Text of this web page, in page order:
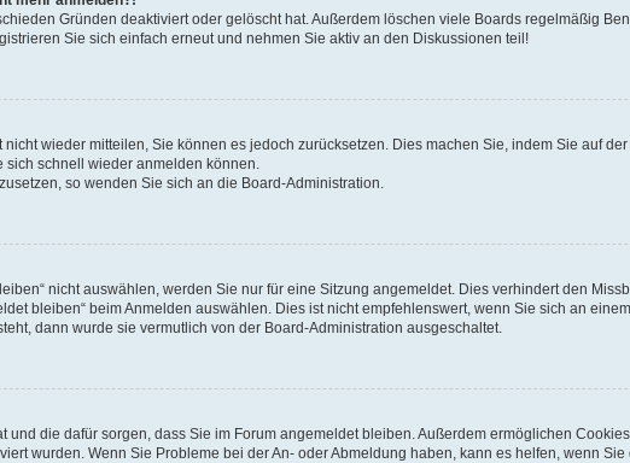
Gründen deaktiviert oder gelöscht hat. Außerdem löschen viele Boards regelmäßig
Sie sich einfach erneut und nehmen Sie aktiv an den Diskussionen teil!
wieder mitteilen, Sie können es jedoch zurücksetzen. Dies machen Sie, indem Sie auf
schnell wieder anmelden können.
so wenden Sie sich an die Board-Administration.
nicht auswählen, werden Sie nur für eine Sitzung angemeldet. Dies verhindert den
bleiben“ beim Anmelden auswählen. Dies ist nicht empfehlenswert, wenn Sie sich an
dann wurde sie vermutlich von der Board-Administration ausgeschaltet.
und die dafür sorgen, dass Sie im Forum angemeldet bleiben. Außerdem ermöglichen
wurden. Wenn Sie Probleme bei der An- oder Abmeldung haben, kann es helfen, wenn Sie